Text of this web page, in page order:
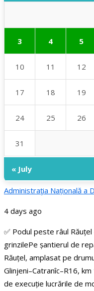
3 4 5
10 11 12
17 18 19
24 25 26
31
« July
Administraţia Națională a
4 days ago
✅ Podul peste râul
grinzilePe șantierul de
Răuțel, amplasat pe
Glinjeni–Catranîc–R16,
de execuție lucrările de